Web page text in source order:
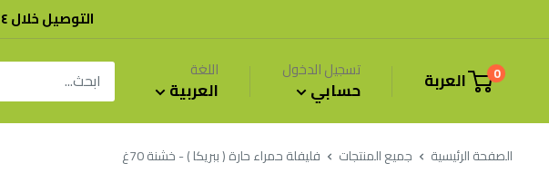
الى
المحتوى
التوصيل خلال ٢٤ ساعة - مجاناً للطلبات فوق 25 دينار
اللغة
العربية
تسجيل الدخول
حسابي
0 العربة
الصفحة الرئيسية جميع المنتجات فليفلة حمراء حارة ( ببريكا ) - خشنة 70غ